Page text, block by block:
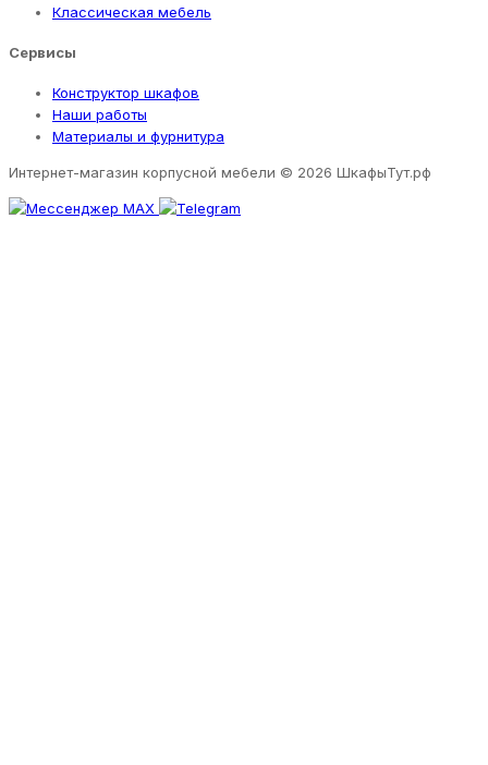
Классическая мебель
Сервисы
Конструктор шкафов
Наши работы
Материалы и фурнитура
Интернет-магазин корпусной мебели © 2026 ШкафыТут.рф